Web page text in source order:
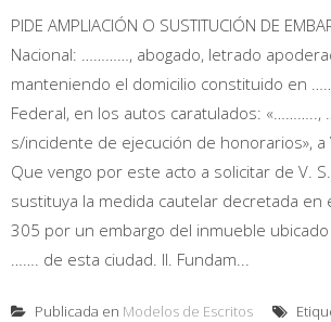
PIDE AMPLIACIÓN O SUSTITUCIÓN DE
Nacional: …………, abogado, letrado
manteniendo el domicilio constituido en
Federal, en los autos caratulados:
s/incidente de ejecución de honorarios», a
Que vengo por este acto a solicitar de V.
sustituya la medida cautelar decretada en
305 por un embargo del inmueble
……. de esta ciudad. II. Fundam...
Publicada en Modelos de Escritos